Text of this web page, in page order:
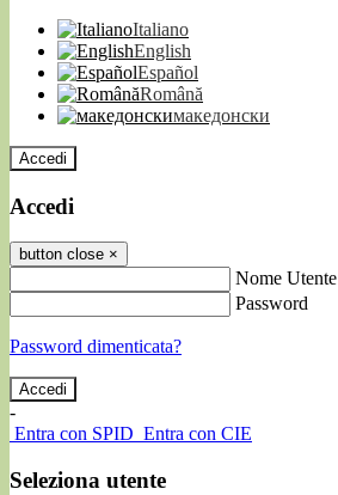
Italiano
English
Español
Română
македонски
Accedi
Accedi
button close ×
Nome Utente
Password
Password dimenticata?
-
Entra con SPID Entra con CIE
Seleziona utente